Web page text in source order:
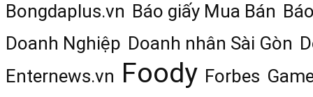
Bongdaplus.vn Báo giấy Mua Bán
Doanh Nghiệp Doanh nhân Sài Gòn
Enternews.vn Foody Forbes